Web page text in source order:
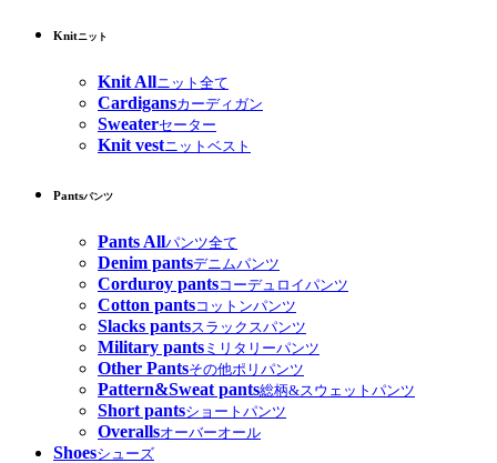
Knitニット
Knit Allニット全て
Cardigansカーディガン
Sweaterセーター
Knit vestニットベスト
Pantsパンツ
Pants Allパンツ全て
Denim pantsデニムパンツ
Corduroy pantsコーデュロイパンツ
Cotton pantsコットンパンツ
Slacks pantsスラックスパンツ
Military pants ミリタリーパンツ
Other Pantsその他ポリパンツ
Pattern&Sweat pants総柄&スウェットパンツ
Short pantsショートパンツ
Overallsオーバーオール
Shoesシューズ